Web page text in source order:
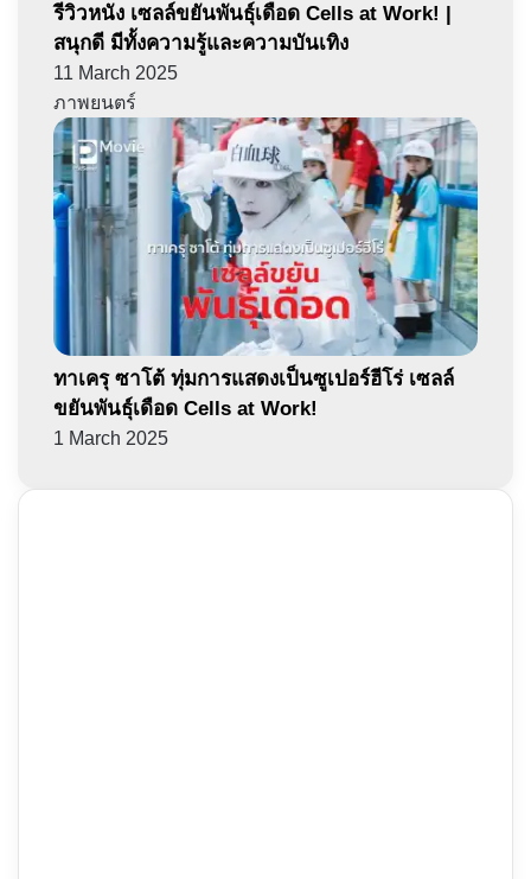
รีวิวหนัง เซลล์ขยันพันธุ์เดือด Cells at Work! |
สนุกดี มีทั้งความรู้และความบันเทิง
11 March 2025
ภาพยนตร์
ทาเครุ ซาโต้ ทุ่มการแสดงเป็นซูเปอร์ฮีโร่ เซลล์
ขยันพันธุ์เดือด Cells at Work!
1 March 2025